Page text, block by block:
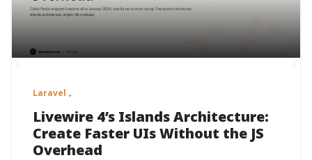
Laravel
Livewire 4’s Islands Architecture:
Create Faster UIs Without the JS
Overhead